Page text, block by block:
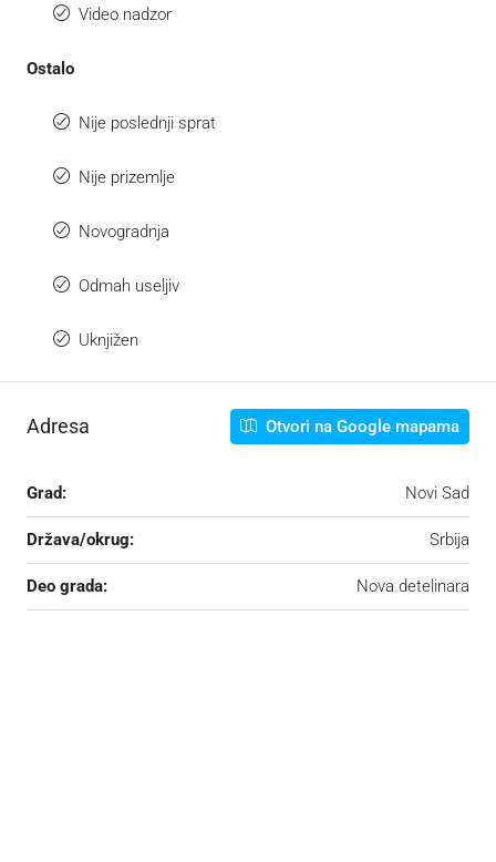
Video nadzor
Ostalo
Nije poslednji sprat
Nije prizemlje
Novogradnja
Odmah useljiv
Uknjižen
Adresa Otvori na Google mapama
Grad: Novi Sad
Država/okrug: Srbija
Deo grada: Nova detelinara